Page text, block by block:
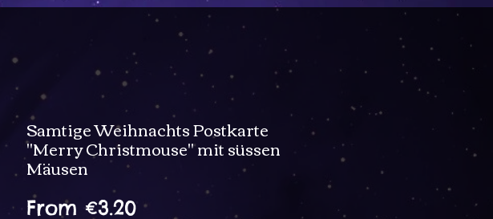
Samtige Weihnachts Postkarte
"Merry Christmouse" mit süssen
Mäusen
From €3.20Sale